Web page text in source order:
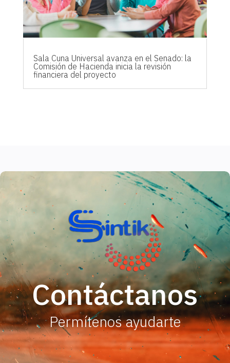
Sala Cuna Universal avanza en el Senado: la
Comisión de Hacienda inicia la revisión
financiera del proyecto
Contáctanos
Permítenos ayudarte